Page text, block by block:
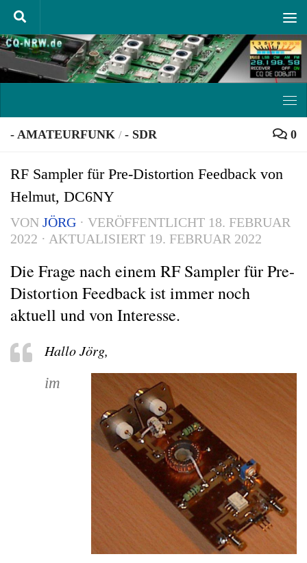
Unter dem Inhalt
- AMATEURFUNK / - SDR 0
RF Sampler für Pre-Distortion Feedback von
Helmut, DC6NY
VON JÖRG · VERÖFFENTLICHT 18. FEBRUAR
2022 · AKTUALISIERT 19. FEBRUAR 2022
Die Frage nach einem RF Sampler für Pre-
Distortion Feedback ist immer noch
aktuell und von Interesse.
Hallo Jörg,
im